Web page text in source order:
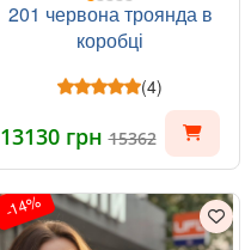
201 червона троянда в
коробці
(4)
13130 грн15362
-14%